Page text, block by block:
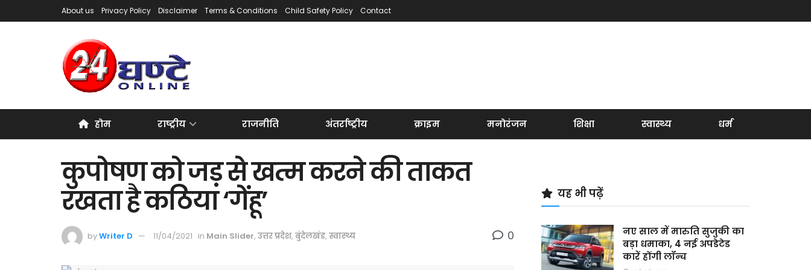
About us Privacy Policy Disclaimer Terms & Conditions Child Safety Policy Contact
होम राष्ट्रीय राजनीति अंतर्राष्ट्रीय क्राइम मनोरंजन शिक्षा स्वास्थ्य धर्म
कुपोषण को जड़ से खत्म करने की ताकत
रखता है कठिया ‘गेंहू’
byWriter D 11/04/2021 in Main Slider, उत्तर प्रदेश, बुंदेलखंड, स्वास्थ्य 0
यह भी पढ़ें
नए साल में मारुति सुजुकी का
बड़ा धमाका, 4 नई अपडेटेड
कारें होंगी लॉन्च